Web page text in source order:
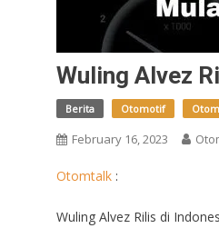
Wuling Alvez
Berita Otomotif
February 16, 2023
Otomtalk :
Wuling Alvez Rilis di